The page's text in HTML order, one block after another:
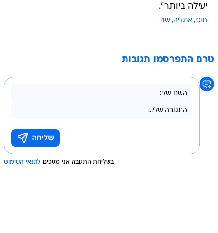
יעילה ביותר".
תוכי אנגליה שוד
טרם התפרסמו תגובות
בשליחת התגובה אני מסכים לתנאי השימוש